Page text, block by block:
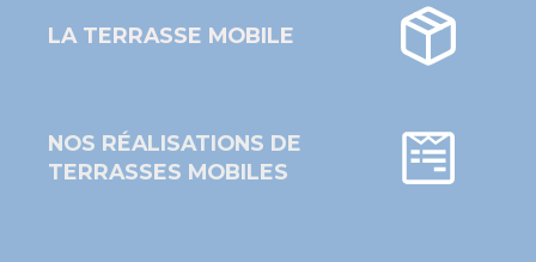
LA TERRASSE MOBILE
NOS RÉALISATIONS DE
TERRASSES MOBILES